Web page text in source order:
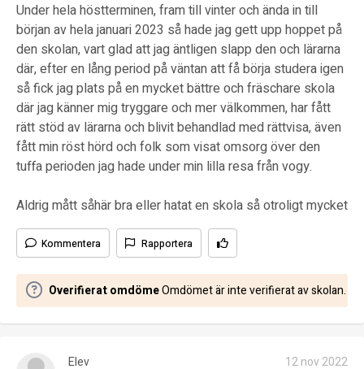
Under hela höstterminen, fram till vinter och ända in till
början av hela januari 2023 så hade jag gett upp hoppet på
den skolan, vart glad att jag äntligen slapp den och lärarna
där, efter en lång period på väntan att få börja studera igen
så fick jag plats på en mycket bättre och fräschare skola
där jag känner mig tryggare och mer välkommen, har fått
rätt stöd av lärarna och blivit behandlad med rättvisa, även
fått min röst hörd och folk som visat omsorg över den
tuffa perioden jag hade under min lilla resa från vogy.
Aldrig mått såhär bra eller hatat en skola så otroligt mycket
Kommentera Rapportera
Overifierat omdömeOmdömet är inte verifierat av skolan.
Elev
12 nov 2022